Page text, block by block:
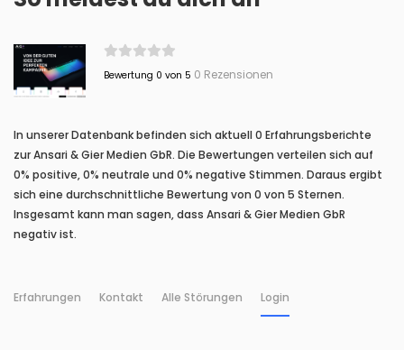
Bewertung 0 von 5 0 Rezensionen
In unserer Datenbank befinden sich aktuell 0 Erfahrungsberichte
zur Ansari & Gier Medien GbR. Die Bewertungen verteilen sich auf
0% positive, 0% neutrale und 0% negative Stimmen. Daraus ergibt
sich eine durchschnittliche Bewertung von 0 von 5 Sternen.
Insgesamt kann man sagen, dass Ansari & Gier Medien GbR
negativ ist.
Erfahrungen Kontakt Alle Störungen Login